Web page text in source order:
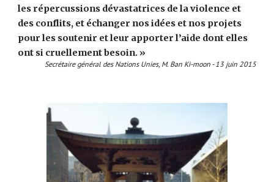
les répercussions dévastatrices de la violence et
des conflits, et échanger nos idées et nos projets
pour les soutenir et leur apporter l’aide dont elles
ont si cruellement besoin. »
Secrétaire général des Nations Unies, M. Ban Ki-moon - 13 juin 2015